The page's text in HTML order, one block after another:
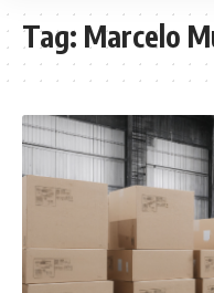
Tag: Marcelo